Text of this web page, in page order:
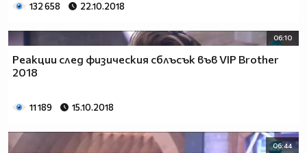
132 658 22.10.2018
06:10
Реакции след физическия сблъсък във VIP Brother
2018
11 189 15.10.2018
06:44